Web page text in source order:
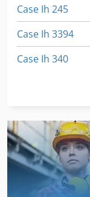
Case Ih 245
Case Ih 3394
Case Ih 340
Case Ih 745 Xla
Case Ih 9370
Case Ih Cs 86